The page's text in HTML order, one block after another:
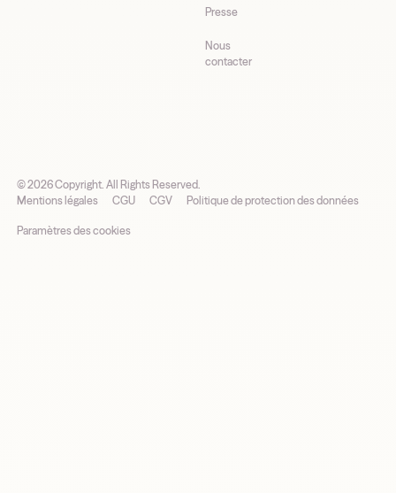
Presse
Nous
contacter
©2026Copyright. All Rights Reserved.
Mentions légales
CGU CGV Politique de protection des données
Paramètres des cookies